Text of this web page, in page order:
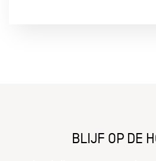
BLIJF OP DE